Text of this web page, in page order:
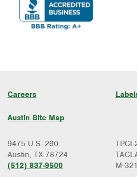
Careers
Austin Site Map
9475 U.S. 290
Austin, TX 78724
(512) 837-9500
M-